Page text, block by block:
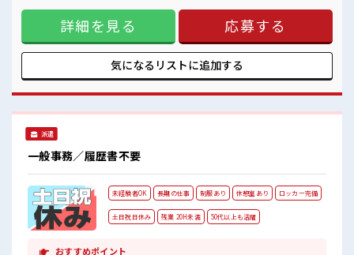
仕事の合間の息抜きは休憩室で♪
持ち物が多いあなたにもぴったり☆
ロッカー付き職場♪
す！ (規定有)≪機能的な制服アリ≫ 制服があるので、 毎日の
服装の悩み解消♪ ≪未経験でも活躍できる≫ 新しいことにチ
ャレンジするのは不安だけど、 しっかり働く環境が整ってい
ます！ イチからスキルUP・ステップUP目指していきましょ
だから、 モチベーションもUP！ 仕事の合間の息抜きは休憩室
詳細を見る 応募する
気になるリストに追加する
派遣
一般事務／履歴書不要
未経験者OK 長期の仕事 制服あり 休憩室あり ロッカー完備
土日祝日休み 残業 20H未満 50代以上も活躍
おすすめポイント